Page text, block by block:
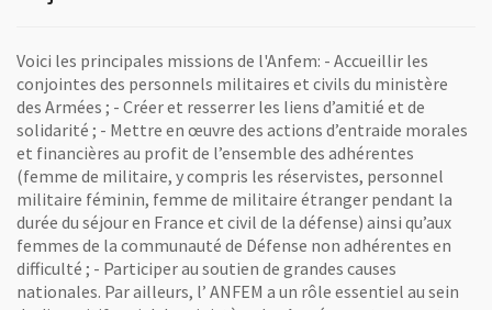
Voici les principales missions de l'Anfem: - Accueillir les
conjointes des personnels militaires et civils du ministère
des Armées ; - Créer et resserrer les liens d’amitié et de
solidarité ; - Mettre en œuvre des actions d’entraide morales
et financières au profit de l’ensemble des adhérentes
(femme de militaire, y compris les réservistes, personnel
militaire féminin, femme de militaire étranger pendant la
durée du séjour en France et civil de la défense) ainsi qu’aux
femmes de la communauté de Défense non adhérentes en
difficulté ; - Participer au soutien de grandes causes
nationales. Par ailleurs, l’ ANFEM a un rôle essentiel au sein